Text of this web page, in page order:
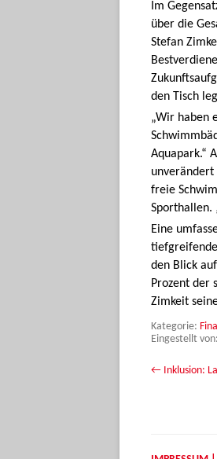
Im
über die
Stefan
den Tisch
„Wir haben
Aquapark.“
unverändert
freie
Sporthallen.
Eine
den Blick
Prozent der
Zimkeit
Kategorie:
Eingestellt von:
Beitrags-
← Inklusion: